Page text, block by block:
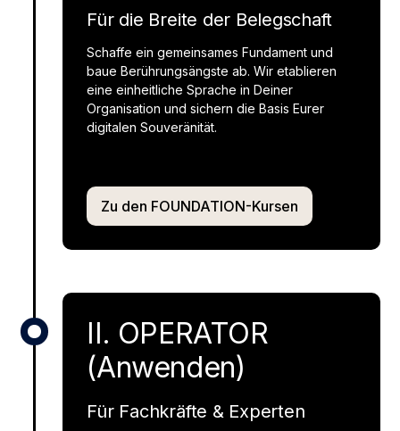
Für die Breite der Belegschaft
Schaffe ein gemeinsames Fundament und
baue Berührungsängste ab. Wir etablieren
eine einheitliche Sprache in Deiner
Organisation und sichern die Basis Eurer
digitalen Souveränität.
Zu den FOUNDATION-Kursen
II. OPERATOR
(Anwenden)
Für Fachkräfte & Experten